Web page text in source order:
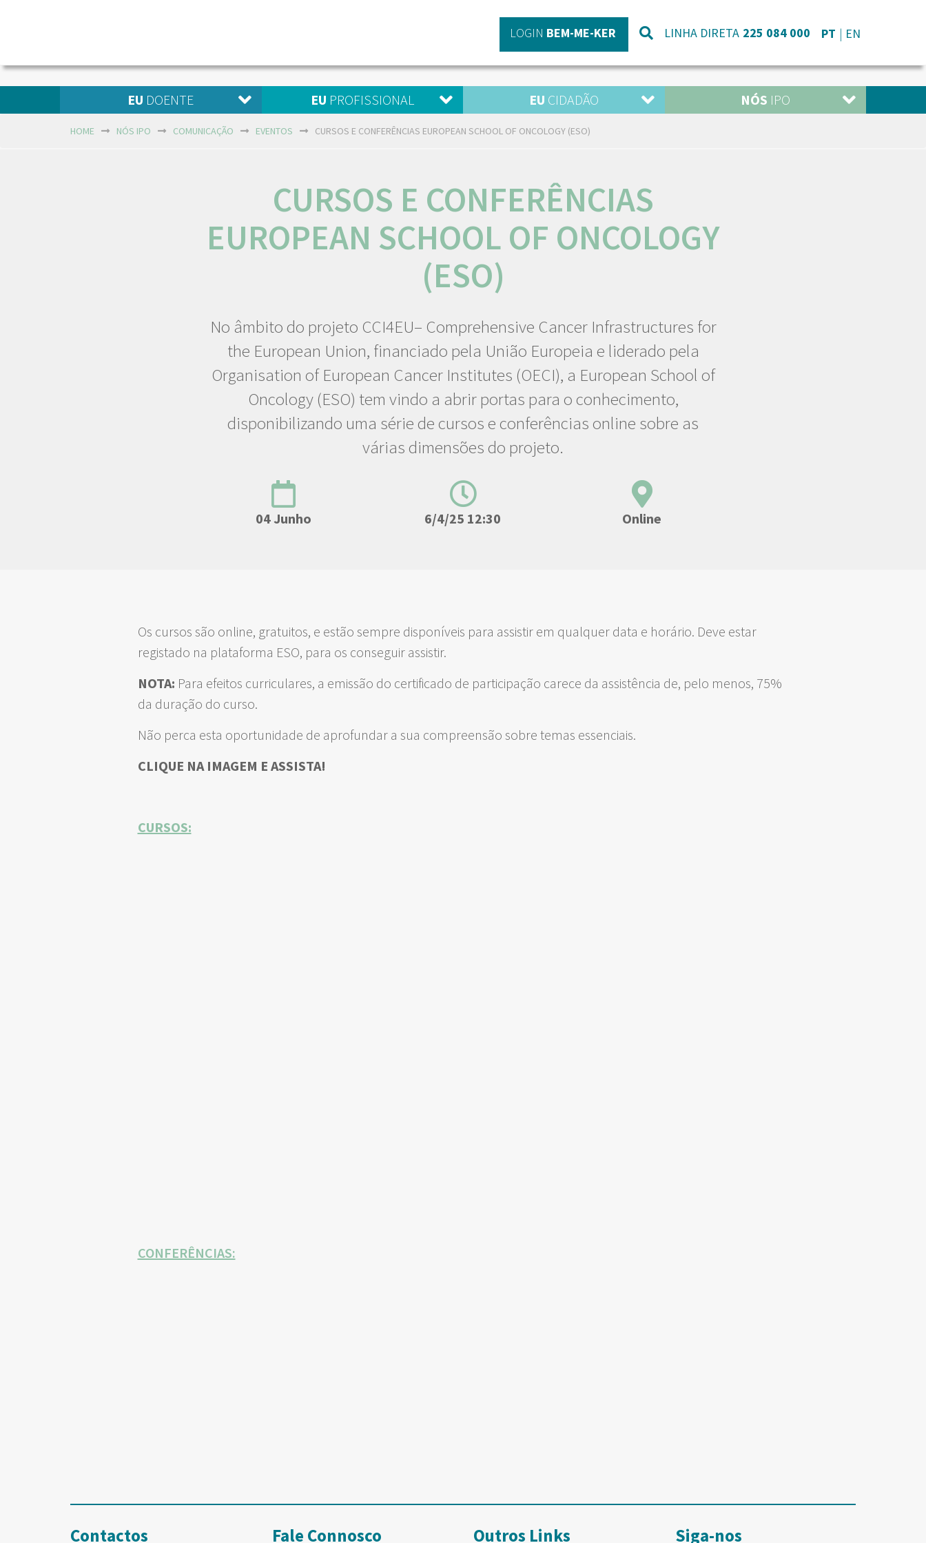
LOGIN BEM-ME-KER LINHA DIRETA 225 084 000 PT EN
EU DOENTE EU PROFISSIONAL EU CIDADÃO NÓS IPO
HOME NÓS IPO COMUNICAÇÃO EVENTOS CURSOS E CONFERÊNCIAS EUROPEAN SCHOOL OF ONCOLOGY (ESO)
CURSOS E CONFERÊNCIAS
EUROPEAN SCHOOL OF ONCOLOGY
(ESO)
No âmbito do projeto CCI4EU– Comprehensive Cancer Infrastructures for
the European Union, financiado pela União Europeia e liderado pela
Organisation of European Cancer Institutes (OECI), a European School of
Oncology (ESO) tem vindo a abrir portas para o conhecimento,
disponibilizando uma série de cursos e conferências online sobre as
várias dimensões do projeto.
04 Junho 6/4/25 12:30 Online
Os cursos são online, gratuitos, e estão sempre disponíveis para assistir em qualquer data e horário. Deve estar
registado na plataforma ESO, para os conseguir assistir.
NOTA: Para efeitos curriculares, a emissão do certificado de participação carece da assistência de, pelo menos, 75%
da duração do curso.
Não perca esta oportunidade de aprofundar a sua compreensão sobre temas essenciais.
CLIQUE NA IMAGEM E ASSISTA!
CURSOS:
CONFERÊNCIAS:
Contactos Fale Connosco Outros Links Siga-nos